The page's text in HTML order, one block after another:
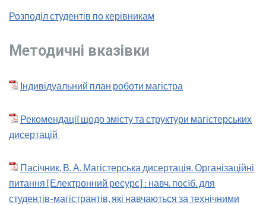
Розподіл студентів по керівникам
Методичні вказівки
Індивідуальний план роботи магістра
Рекомендації щодо змісту та структури магістерських
дисертацій
Пасічник, В. А. Магістерська дисертація. Організаційні
питання [Електронний ресурс] : навч. посiб. для
студентів-магістрантів, які навчаються за технічними